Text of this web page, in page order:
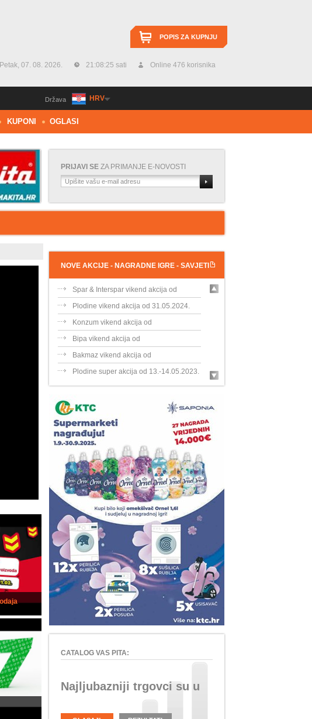
POPIS ZA KUPNJU
Petak, 07. 08. 2026. 21:08:26 sati Online 476 korisnika
HRV
Država
KUPONI OGLASI
PRIJAVI SEZA PRIMANJE E-NOVOSTI
NOVE AKCIJE - NAGRADNE IGRE - SAVJETI
Spar & Interspar vikend akcija od
31.05....
Plodine vikend akcija od 31.05.2024.
Konzum vikend akcija od
31.05.-02.06.202...
Bipa vikend akcija od
30.05.-02.06.2024.
Bakmaz vikend akcija od
30.05.-02.06.202...
Plodine super akcija od 13.-14.05.2023.
CATALOG VAS PITA:
Najljubazniji trgovci su u